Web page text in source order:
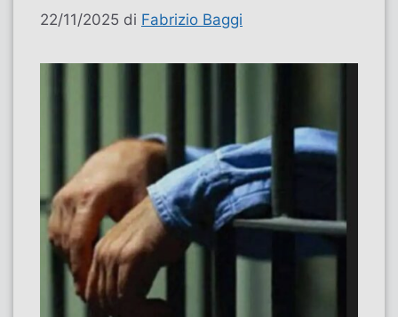
22/11/2025 di Fabrizio Baggi